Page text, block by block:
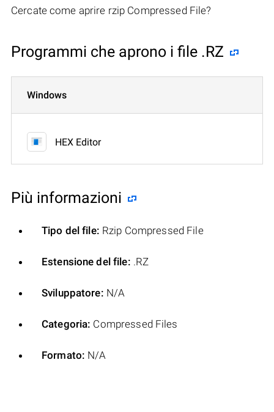
Cercate come aprire rzip Compressed File?
Programmi che aprono i file .RZ
Windows
HEX Editor
Più informazioni
Tipo del file: Rzip Compressed File
Estensione del file: .RZ
Sviluppatore: N/A
Categoria: Compressed Files
Formato: N/A